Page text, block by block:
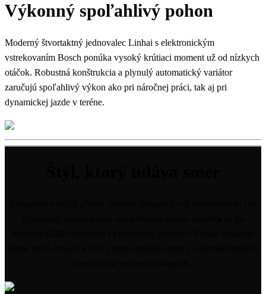
Výkonný spoľahlivý pohon
Moderný štvortaktný jednovalec Linhai s elektronickým
vstrekovaním Bosch ponúka vysoký krútiaci moment už od nízkych
otáčok. Robustná konštrukcia a plynulý automatický variátor
zaručujú spoľahlivý výkon ako pri náročnej práci, tak aj pri
dynamickej jazde v teréne.